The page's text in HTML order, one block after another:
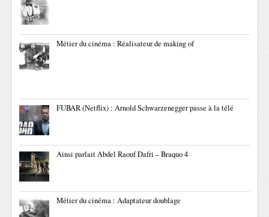
Métier du cinéma : Réalisateur de making of
FUBAR (Netflix) : Arnold Schwarzenegger passe à la télé
Ainsi parlait Abdel Raouf Dafri – Braquo 4
Métier du cinéma : Adaptateur doublage